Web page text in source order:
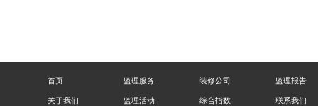
首页
关于我们
监理服务
监理活动
装修公司
综合指数
监理报告
联系我们